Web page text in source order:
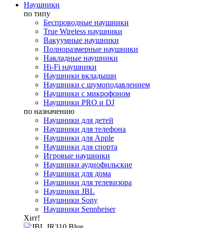
Наушники
по типу
Беспроводные наушники
True Wireless наушники
Вакуумные наушники
Полноразмерные наушники
Накладные наушники
Hi-Fi наушники
Наушники вкладыши
Наушники с шумоподавлением
Наушники с микрофоном
Наушники PRO и DJ
по назначению
Наушники для детей
Наушники для телефона
Наушники для Apple
Наушники для спорта
Игровые наушники
Наушники аудиофильские
Наушники для дома
Наушники для телевизора
Наушники JBL
Наушники Sony
Наушники Sennheiser
Хит!